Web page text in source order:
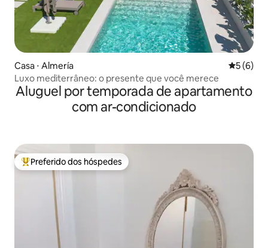
Casa ⋅ Almería 5 de
5 (6)
Luxo mediterrâneo: o presente que você merece
Aluguel por temporada de apartamento
com ar-condicionado
Entre os melhores preferidos dos hóspedes
Preferido dos hóspedes